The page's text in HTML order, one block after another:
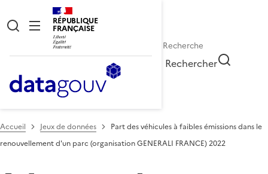
RÉPUBLIQUE
FRANÇAISE
Rechercher
Accueil Jeux de données
Part des véhicules à faibles émissions dans le
renouvellement d'un parc (organisation GENERALI FRANCE) 2022